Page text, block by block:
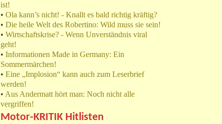
ist!
• Ola kann’s nicht! - Knallt es bald richtig kräftig?
• Die heile Welt des Robertino: Wild muss sie sein!
• Wirtschaftskrise? - Wenn Unverständnis viral
geht!
• Informationen Made in Germany: Ein
Sommermärchen!
• Eine „Implosion“ kann auch zum Leserbrief
werden!
• Aus Andermatt hört man: Noch nicht alle
vergriffen!
Motor-KRITIK Hitlisten